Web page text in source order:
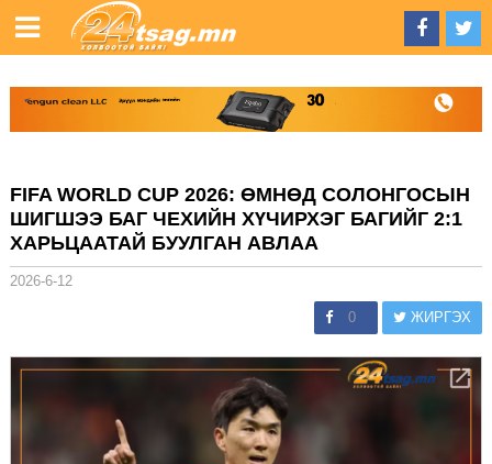
FIFA WORLD CUP 2026: ӨМНӨД СОЛОНГОСЫН
ШИГШЭЭ БАГ ЧЕХИЙН ХҮЧИРХЭГ БАГИЙГ 2:1
ХАРЬЦААТАЙ БУУЛГАН АВЛАА
2026-6-12
0 ЖИРГЭХ